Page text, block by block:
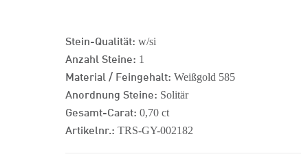
Stein-Qualität: w/si
Anzahl Steine: 1
Material / Feingehalt: Weißgold 585
Anordnung Steine: Solitär
Gesamt-Carat: 0,70 ct
Artikelnr.: TRS-GY-002182